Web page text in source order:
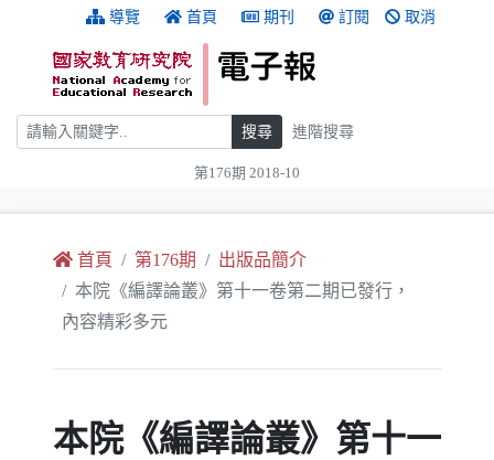
跳到主要內容 導覽 首頁 期刊 訂閱 取消
搜尋 搜尋 進階搜尋
第176期 2018-10
首頁 第176期
出版品簡介
本院《編譯論叢》第十一卷第二期已發行，
內容精彩多元
本院《編譯論叢》第十一